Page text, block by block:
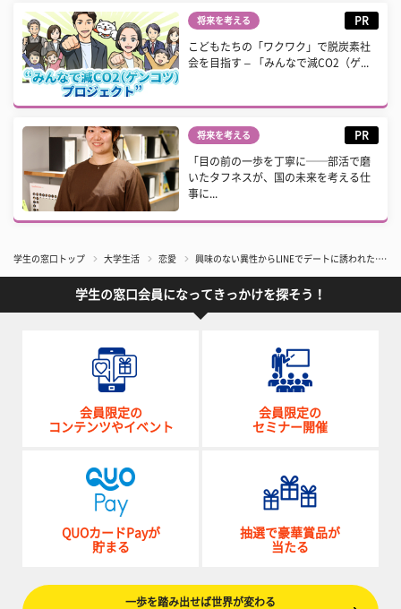
将来を考える PR
こどもたちの「ワクワク」で脱炭素社
会を目指す – 「みんなで減CO2（ゲ...
将来を考える PR
「目の前の一歩を丁寧に──部活で磨
いたタフネスが、国の未来を考える仕
事に...
学生の窓口トップ 大学生活 恋愛 興味のない異性からLINEでデートに誘われた……
学生の窓口会員になってきっかけを探そう！
会員限定の
コンテンツやイベント
会員限定の
セミナー開催
QUOカードPayが
貯まる
抽選で豪華賞品が
当たる
一歩を踏み出せば世界が変わる